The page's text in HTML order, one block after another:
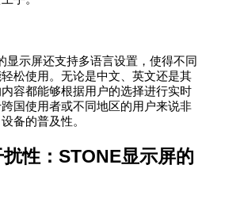
显示屏还支持多语言设置，使得不同
松使用。无论是中文、英文还是其
容都能够根据用户的选择进行实时
国使用者或不同地区的用户来说非
备的普及性。
性：STONE显示屏的